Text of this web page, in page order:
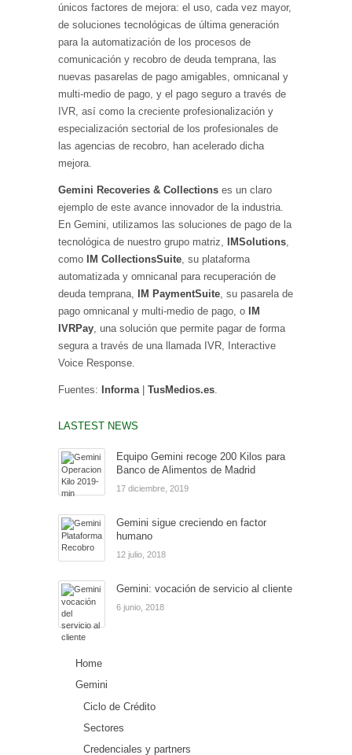
únicos factores de mejora: el uso, cada vez mayor,
de soluciones tecnológicas de última generación
para la automatización de los procesos de
comunicación y recobro de deuda temprana, las
nuevas pasarelas de pago amigables, omnicanal y
multi-medio de pago, y el pago seguro a través de
IVR, así como la creciente profesionalización y
especialización sectorial de los profesionales de
las agencias de recobro, han acelerado dicha
mejora.
Gemini Recoveries & Collections es un claro
ejemplo de este avance innovador de la industria.
En Gemini, utilizamos las soluciones de pago de la
tecnológica de nuestro grupo matriz,
IMSolutions,
como
IM CollectionsSuite, su plataforma
automatizada y omnicanal para recuperación de
deuda temprana,
IM PaymentSuite, su pasarela de
pago omnicanal y multi-medio de pago, o
IM
IVRPay, una solución que permite pagar de forma
segura a través de una llamada IVR, Interactive
Voice Response.
Fuentes: Informa| TusMedios.es.
LASTEST NEWS
Equipo Gemini recoge 200 Kilos para
Banco de Alimentos de Madrid
17 diciembre, 2019
Gemini sigue creciendo en factor
humano
12 julio, 2018
Gemini: vocación de servicio al cliente
6 junio, 2018
Home
Gemini
Ciclo de Crédito
Sectores
Credenciales y partners